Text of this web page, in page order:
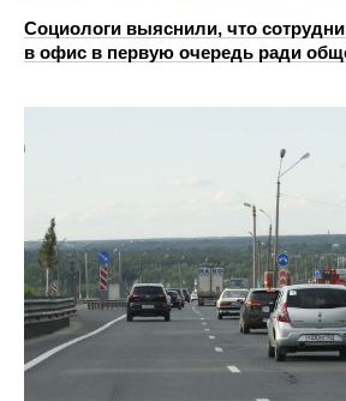
Социологи выяснили, что
в офис в первую очередь ради